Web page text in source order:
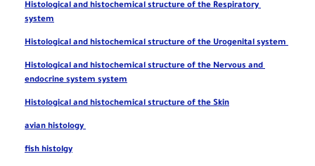
Histological and histochemical structure of the Respiratory
system
Histological and histochemical structure of the Urogenital system
Histological and histochemical structure of the Nervous and
endocrine system system
Histological and histochemical structure of the Skin
avian histology
fish histolgy